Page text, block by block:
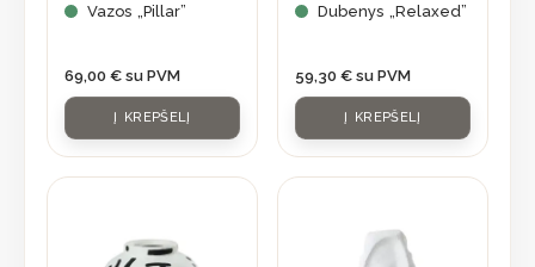
Vazos „Pillar”
69,00 € su PVM
Į KREPŠELĮ
Dubenys „Relaxed”
59,30 € su PVM
Į KREPŠELĮ